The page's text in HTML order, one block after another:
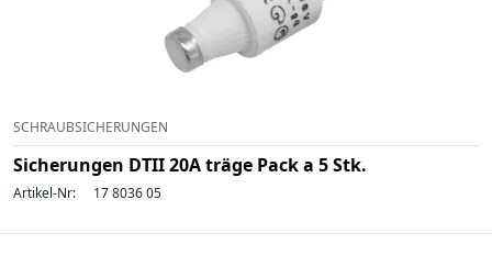
SCHRAUBSICHERUNGEN
Sicherungen DTII 20A träge Pack a 5 Stk.
Artikel-Nr: 17 8036 05